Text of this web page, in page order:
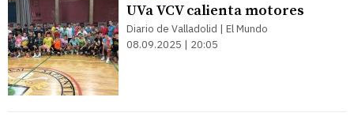
UVa VCV calienta motores
Diario de Valladolid | El Mundo
08.09.2025 | 20:05